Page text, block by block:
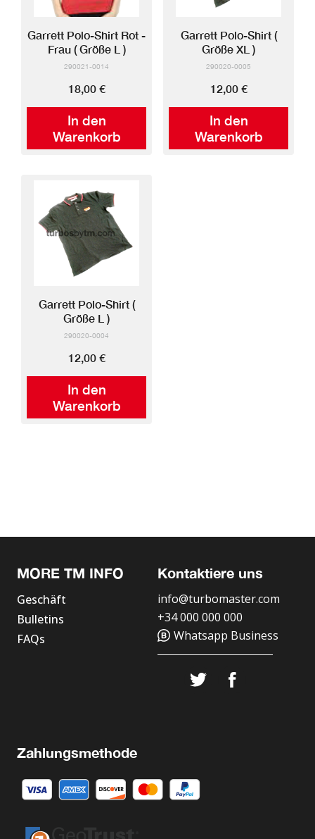
In den
Warenkorb
Garrett Polo-Shirt Rot -
Frau ( Größe L )
290021-0014
18,00 €
In den
Warenkorb
Garrett Polo-Shirt (
Größe XL )
290020-0005
12,00 €
In den
Warenkorb
Garrett Polo-Shirt (
Größe L )
290020-0004
12,00 €
MORE TM INFO
Geschäft
Bulletins
FAQs
Kontaktiere uns
info@turbomaster.com
+34 000 000 000
Whatsapp Business
Zahlungsmethode